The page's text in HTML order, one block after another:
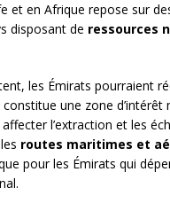
et en Afrique repose sur
disposant de ressources
les Émirats pourraient
une zone
l’extraction et les
routes maritimes et
pour les Émirats qui